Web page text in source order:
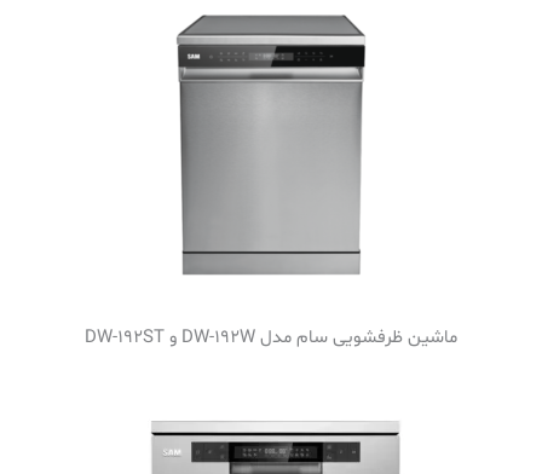
ماشین ظرفشویی سام مدل DW-192W و DW-192ST